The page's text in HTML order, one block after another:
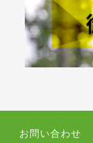
お問い合わせ